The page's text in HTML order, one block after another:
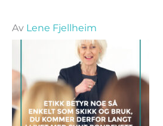
Av Lene Fjellheim